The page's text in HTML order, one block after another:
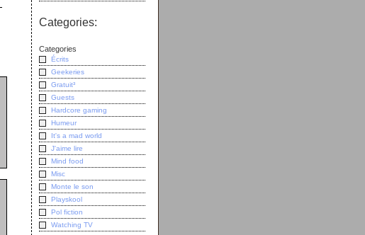
Categories:
Categories
Écrits
Geekeries
Gratuit³
Guests
Hardcore gaming
Humeur
It's a mad world
J'aime lire
Mind food
Misc
Monte le son
Playskool
Pol fiction
Watching TV